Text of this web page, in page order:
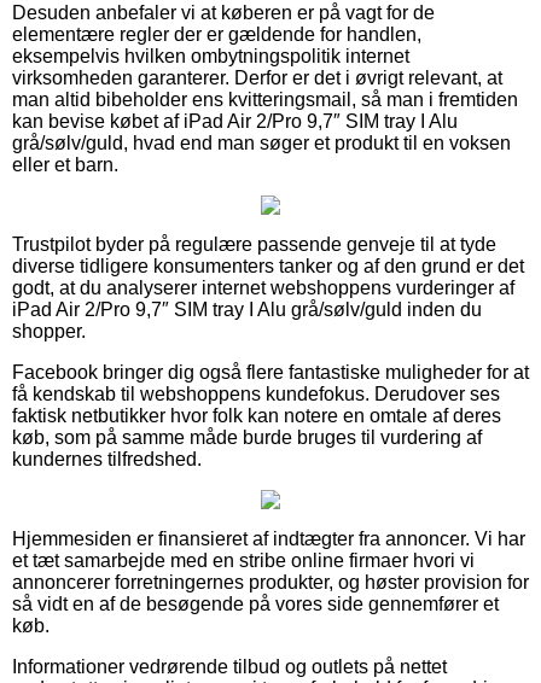
Desuden anbefaler vi at køberen er på vagt for de
elementære regler der er gældende for handlen,
eksempelvis hvilken ombytningspolitik internet
virksomheden garanterer. Derfor er det i øvrigt relevant, at
man altid bibeholder ens kvitteringsmail, så man i fremtiden
kan bevise købet af iPad Air 2/Pro 9,7″ SIM tray I Alu
grå/sølv/guld, hvad end man søger et produkt til en voksen
eller et barn.
Trustpilot byder på regulære passende genveje til at tyde
diverse tidligere konsumenters tanker og af den grund er det
godt, at du analyserer internet webshoppens vurderinger af
iPad Air 2/Pro 9,7″ SIM tray I Alu grå/sølv/guld inden du
shopper.
Facebook bringer dig også flere fantastiske muligheder for at
få kendskab til webshoppens kundefokus. Derudover ses
faktisk netbutikker hvor folk kan notere en omtale af deres
køb, som på samme måde burde bruges til vurdering af
kundernes tilfredshed.
Hjemmesiden er finansieret af indtægter fra annoncer. Vi har
et tæt samarbejde med en stribe online firmaer hvori vi
annoncerer forretningernes produkter, og høster provision for
så vidt en af de besøgende på vores side gennemfører et
køb.
Informationer vedrørende tilbud og outlets på nettet